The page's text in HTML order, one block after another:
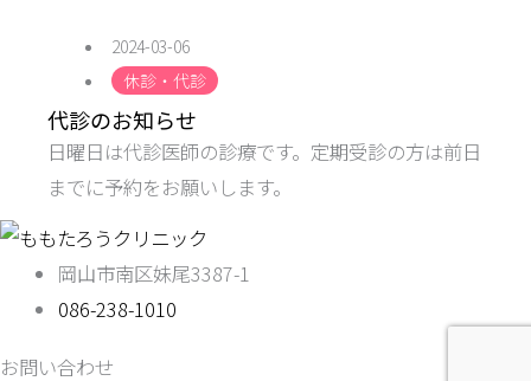
2024-03-06
休診・代診
代診のお知らせ
日曜日は代診医師の診療です。定期受診の方は前日
までに予約をお願いします。
岡山市南区妹尾3387-1
086-238-1010
お問い合わせ